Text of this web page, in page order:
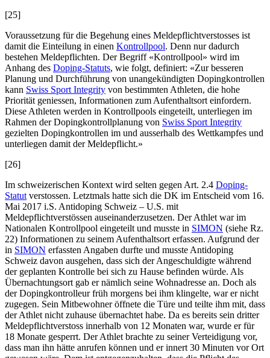
[25]
Voraussetzung für die Begehung eines Meldepflichtverstosses ist
damit die Einteilung in einen Kontrollpool. Denn nur dadurch
bestehen Meldepflichten. Der Begriff «Kontrollpool» wird im
Anhang des Doping-Statuts, wie folgt, definiert: «Zur besseren
Planung und Durchführung von unangekündigten Dopingkontrollen
kann Swiss Sport Integrity von bestimmten Athleten, die hohe
Priorität geniessen, Informationen zum Aufenthaltsort einfordern.
Diese Athleten werden in Kontrollpools eingeteilt, unterliegen im
Rahmen der Dopingkontrollplanung von Swiss Sport Integrity
gezielten Dopingkontrollen im und ausserhalb des Wettkampfes und
unterliegen damit der Meldepflicht.»
[26]
Im schweizerischen Kontext wird selten gegen Art. 2.4 Doping-
Statut verstossen. Letztmals hatte sich die DK im Entscheid vom 16.
Mai 2017 i.S. Antidoping Schweiz – U.S. mit
Meldepflichtverstössen auseinanderzusetzen. Der Athlet war im
Nationalen Kontrollpool eingeteilt und musste in SIMON (siehe Rz.
22) Informationen zu seinem Aufenthaltsort erfassen. Aufgrund der
in SIMON erfassten Angaben durfte und musste Antidoping
Schweiz davon ausgehen, dass sich der Angeschuldigte während
der geplanten Kontrolle bei sich zu Hause befinden würde. Als
Übernachtungsort gab er nämlich seine Wohnadresse an. Doch als
der Dopingkontrolleur früh morgens bei ihm klingelte, war er nicht
zugegen. Sein Mitbewohner öffnete die Türe und teilte ihm mit, dass
der Athlet nicht zuhause übernachtet habe. Da es bereits sein dritter
Meldepflichtverstoss innerhalb von 12 Monaten war, wurde er für
18 Monate gesperrt. Der Athlet brachte zu seiner Verteidigung vor,
dass man ihn hätte anrufen können und er innert 30 Minuten vor Ort